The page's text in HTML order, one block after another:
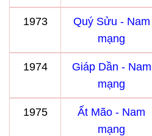
1973
Quý Sửu - Nam
mạng
1974
Giáp Dần - Nam
mạng
1975
Ất Mão - Nam
mạng